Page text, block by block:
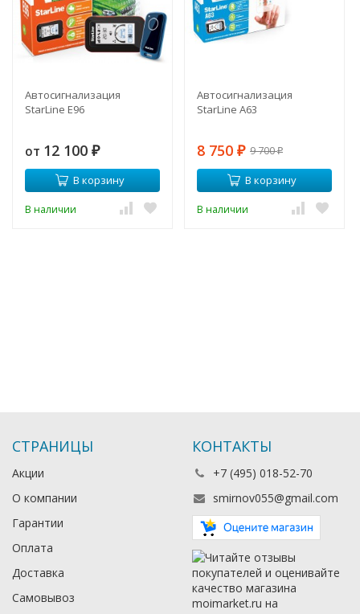
Автосигнализация
StarLine E96
от 12 100 ₽
В корзину
В наличии
Автосигнализация
StarLine A63
8 750 ₽ 9 700₽
В корзину
В наличии
СТРАНИЦЫ
Акции
О компании
Гарантии
Оплата
Доставка
Самовывоз
КОНТАКТЫ
+7 (495) 018-52-70
smirnov055@gmail.com